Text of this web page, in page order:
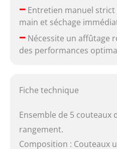
–Entretien manuel strict
main et séchage
–Nécessite un affûtage
des performances
Fiche technique
Ensemble de 5 couteaux
rangement.
Composition : Couteaux